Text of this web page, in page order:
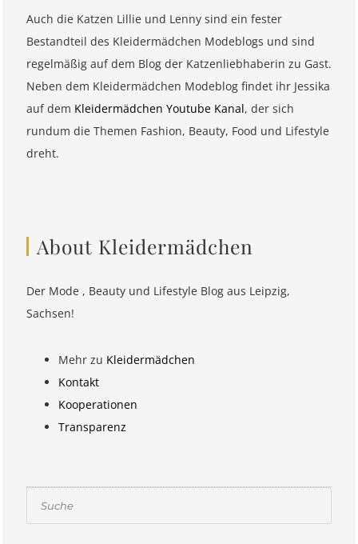
Auch die Katzen Lillie und Lenny sind ein fester
Bestandteil des Kleidermädchen Modeblogs und sind
regelmäßig auf dem Blog der Katzenliebhaberin zu Gast.
Neben dem Kleidermädchen Modeblog findet ihr Jessika
auf dem Kleidermädchen Youtube Kanal, der sich
rundum die Themen Fashion, Beauty, Food und Lifestyle
dreht.
About Kleidermädchen
Der Mode , Beauty und Lifestyle Blog aus Leipzig,
Sachsen!
Mehr zu Kleidermädchen
Kontakt
Kooperationen
Transparenz